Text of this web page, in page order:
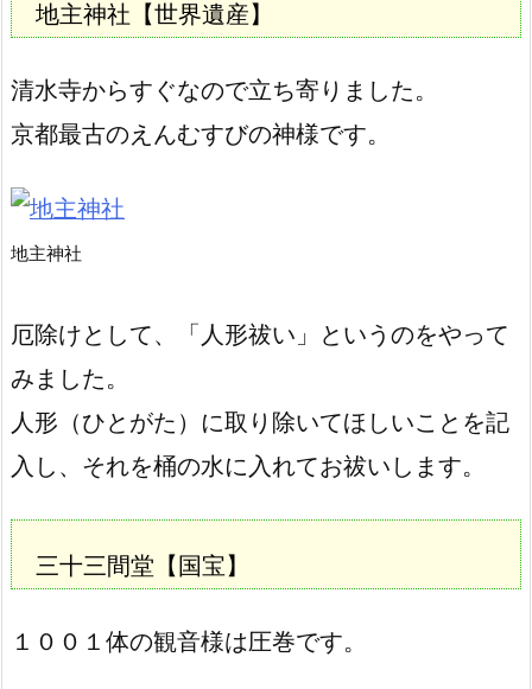
地主神社 【世界遺産】
清水寺からすぐなので立ち寄りました。
京都最古のえんむすびの神様です。
地主神社
厄除けとして、「人形祓い」というのをやって
みました。
人形（ひとがた）に取り除いてほしいことを記
入し、それを桶の水に入れてお祓いします。
三十三間堂 【国宝】
１００１体の観音様は圧巻です。